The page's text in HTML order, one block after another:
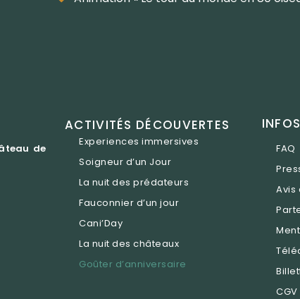
de
ACTIVITÉS DÉCOUVERTES
Experiences immersives
Soigneur d’un Jour
La nuit des prédateurs
Fauconnier d’un jour
Cani’Day
La nuit des châteaux
Goûter d’anniversaire
FAQ
Avis
CGV